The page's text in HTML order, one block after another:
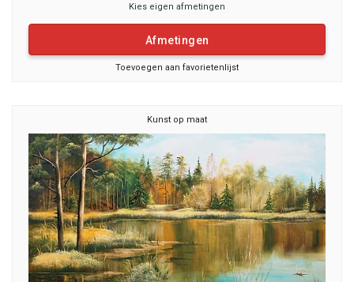
Kies eigen afmetingen
Afmetingen
Toevoegen aan favorietenlijst
Kunst op maat